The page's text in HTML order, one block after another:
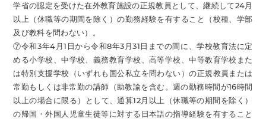
学省の認定を受けた在外教育施設の正規教員として、継続して24月
以上（休職等の期間を除く）の勤務経験を有すること（校種、学部
及び教科を問わない）。
⑦令和3年4月1日から令和8年3月31日までの間に、学校教育法に定
める小学校、中学校、義務教育学校、高等学校、中等教育学校また
は特別支援学校（いずれも国公私立を問わない）の正規教員または
常勤もしくは非常勤の講師（助教諭を含む。週の勤務時間が16時間
以上の場合に限る）として、通算12月以上（休職等の期間を除く）
の帰国・外国人児童生徒等に対する日本語の指導経験を有すること